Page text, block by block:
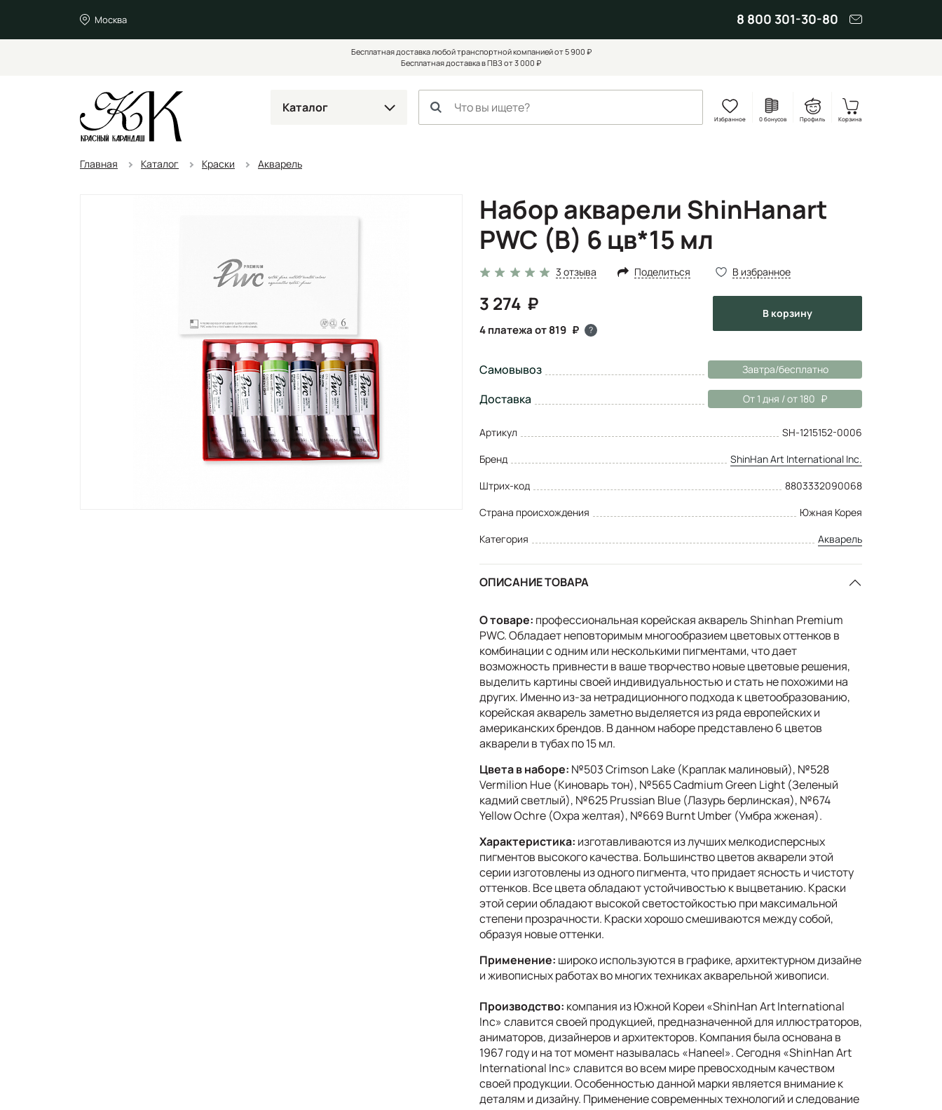
Москва 8 800 301-30-80
Бесплатная доставка любой транспортной компанией от 5 900 ₽
Бесплатная доставка в ПВЗ от 3 000 ₽
Каталог
Избранное 0 бонусов Профиль Корзина
Главная Каталог Краски Акварель
Набор акварели ShinHanart
PWC (B) 6 цв*15 мл
3 отзыва Поделиться В избранное
3 274
4 платежа от 819 ?
в корзину
Самовывоз Завтра/бесплатно
Доставка От 1 дня / от 180
Артикул
SH-1215152-0006
Бренд
ShinHan Art International Inc.
Штрих-код
8803332090068
Страна происхождения
Южная Корея
Категория
Акварель
ОПИСАНИЕ ТОВАРА
О товаре: профессиональная корейская акварель Shinhan Premium
PWC. Обладает неповторимым многообразием цветовых оттенков в
комбинации с одним или несколькими пигментами, что дает
возможность привнести в ваше творчество новые цветовые решения,
выделить картины своей индивидуальностью и стать не похожими на
других. Именно из-за нетрадиционного подхода к цветообразованию,
корейская акварель заметно выделяется из ряда европейских и
американских брендов. В данном наборе представлено 6 цветов
акварели в тубах по 15 мл.
Цвета в наборе: №503 Crimson Lake (Краплак малиновый), №528
Vermilion Hue (Киноварь тон), №565 Cadmium Green Light (Зеленый
кадмий светлый), №625 Prussian Blue (Лазурь берлинская), №674
Yellow Ochre (Охра желтая), №669 Burnt Umber (Умбра жженая).
Характеристика: изготавливаются из лучших мелкодисперсных
пигментов высокого качества. Большинство цветов акварели этой
серии изготовлены из одного пигмента, что придает ясность и чистоту
оттенков. Все цвета обладают устойчивостью к выцветанию. Краски
этой серии обладают высокой светостойкостью при максимальной
степени прозрачности. Краски хорошо смешиваются между собой,
образуя новые оттенки.
Применение: широко используются в графике, архитектурном дизайне
и живописных работах во многих техниках акварельной живописи.
Производство: компания из Южной Кореи «ShinHan Art International
Inc» славится своей продукцией, предназначенной для иллюстраторов,
аниматоров, дизайнеров и архитекторов. Компания была основана в
1967 году и на тот момент называлась «Haneel». Сегодня «ShinHan Art
International Inc» славится во всем мире превосходным качеством
своей продукции. Особенностью данной марки является внимание к
деталям и дизайну. Применение современных технологий и следование